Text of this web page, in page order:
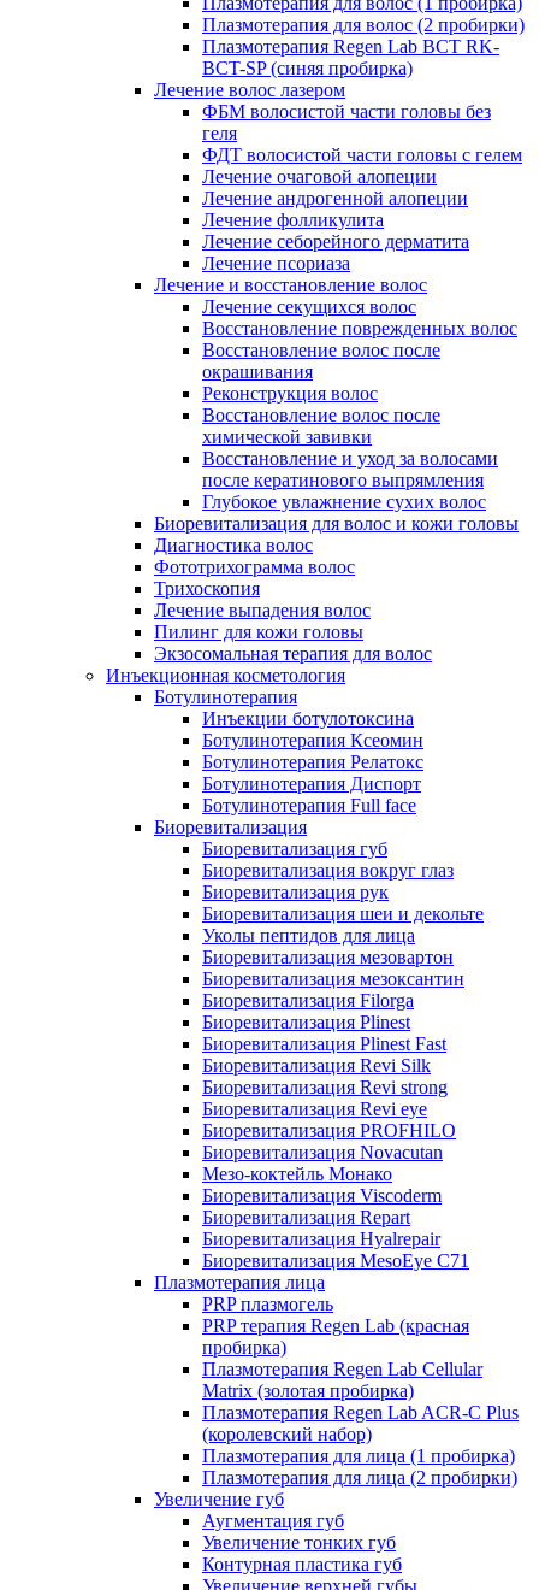
Плазмотерапия для волос (2 пробирки)
Плазмотерапия Regen Lab BCT RK-
BCT-SP (синяя пробирка)
Лечение волос лазером
ФБМ волосистой части головы без
геля
ФДТ волосистой части головы с гелем
Лечение очаговой алопеции
Лечение андрогенной алопеции
Лечение фолликулита
Лечение себорейного дерматита
Лечение псориаза
Лечение и восстановление волос
Лечение секущихся волос
Восстановление поврежденных волос
Восстановление волос после
окрашивания
Реконструкция волос
Восстановление волос после
химической завивки
Восстановление и уход за волосами
после кератинового выпрямления
Глубокое увлажнение сухих волос
Биоревитализация для волос и кожи головы
Диагностика волос
Фототрихограмма волос
Трихоскопия
Лечение выпадения волос
Пилинг для кожи головы
Экзосомальная терапия для волос
Инъекционная косметология
Ботулинотерапия
Инъекции ботулотоксина
Ботулинотерапия Ксеомин
Ботулинотерапия Релатокс
Ботулинотерапия Диспорт
Ботулинотерапия Full face
Биоревитализация
Биоревитализация губ
Биоревитализация вокруг глаз
Биоревитализация рук
Биоревитализация шеи и декольте
Уколы пептидов для лица
Биоревитализация мезовартон
Биоревитализация мезоксантин
Биоревитализация Filorga
Биоревитализация Plinest
Биоревитализация Plinest Fast
Биоревитализация Revi Silk
Биоревитализация Revi strong
Биоревитализация Revi eye
Биоревитализация PROFHILO
Биоревитализация Novacutan
Мезо-коктейль Монако
Биоревитализация Viscoderm
Биоревитализация Repart
Биоревитализация Hyalrepair
Биоревитализация MesoEye C71
Плазмотерапия лица
PRP плазмогель
PRP терапия Regen Lab (красная
пробирка)
Плазмотерапия Regen Lab Cellular
Matrix (золотая пробирка)
Плазмотерапия Regen Lab ACR-C Plus
(королевский набор)
Плазмотерапия для лица (1 пробирка)
Плазмотерапия для лица (2 пробирки)
Увеличение губ
Аугментация губ
Увеличение тонких губ
Контурная пластика губ
Увеличение верхней губы